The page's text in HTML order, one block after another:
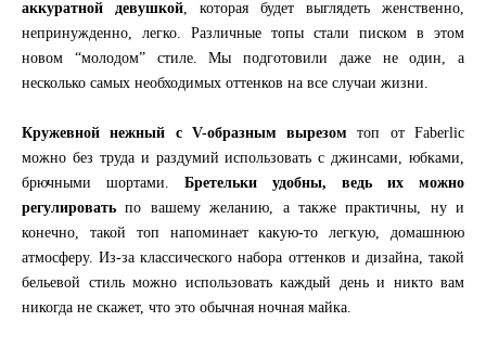
аккуратной девушкой , которая будет выглядеть женственно,
непринужденно, легко. Различные топы стали писком в этом
новом “молодом” стиле. Мы подготовили даже не один, а
несколько самых необходимых оттенков на все случаи жизни.
Кружевной нежный с V-образным вырезом топ от Faberlic
можно без труда и раздумий использовать с джинсами, юбками,
брючными шортами. Бретельки удобны, ведь их можно
регулировать по вашему желанию, а также практичны, ну и
конечно, такой топ напоминает какую-то легкую, домашнюю
атмосферу. Из-за классического набора оттенков и дизайна, такой
бельевой стиль можно использовать каждый день и никто вам
никогда не скажет, что это обычная ночная майка.